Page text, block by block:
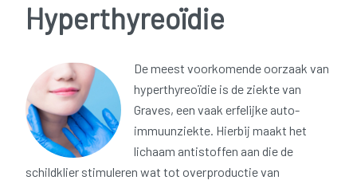
Hyperthyreoïdie
De meest voorkomende oorzaak van
hyperthyreoïdie is de ziekte van
Graves, een vaak erfelijke auto-
immuunziekte. Hierbij maakt het
lichaam antistoffen aan die de
schildklier stimuleren wat tot overproductie van